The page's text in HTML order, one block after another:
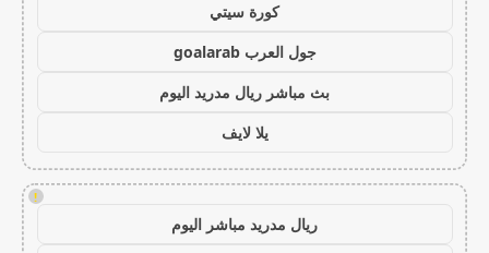
كورة سيتي
جول العرب goalarab
بث مباشر ريال مدريد اليوم
يلا لايف
!
ريال مدريد مباشر اليوم